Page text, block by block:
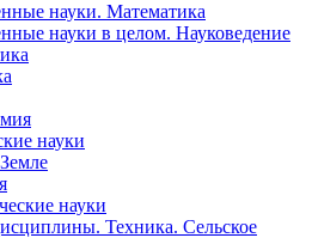
науки. Математика
науки в целом. Науковедение
науки
науки
Техника. Сельское